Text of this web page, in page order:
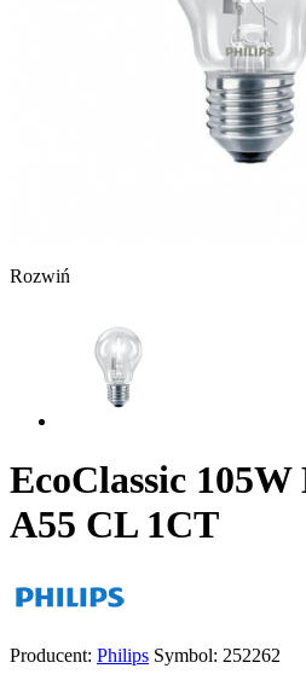
Rozwiń
EcoClassic 105W
A55 CL 1CT
Producent: Philips Symbol: 252262